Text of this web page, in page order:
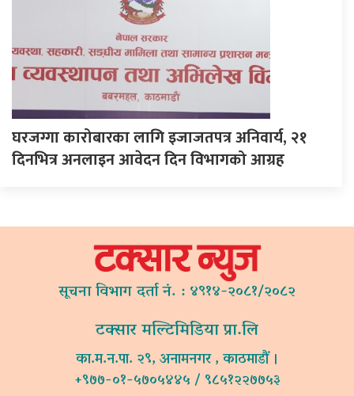
घरजग्गा कारोबारका लागि इजाजतपत्र अनिवार्य, २१
दिनभित्र अनलाइन आवेदन दिन विभागको आग्रह
सूचना विभाग दर्ता नं. : ४९१४-२०८१/२०८२
टक्सार मल्टिमिडिया प्रा.लि
का.म.न.पा. २९, अनामनगर , काठमाडौं ।
+९७७-०१-५७०५४४५ / ९८५१२२७७५३